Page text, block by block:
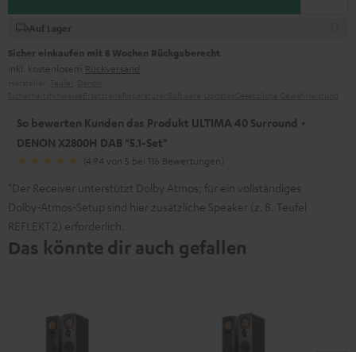
Auf Lager
Sicher einkaufen mit 8 Wochen Rückgaberecht
inkl. kostenlosem Rückversand
So bewerten Kunden das Produkt ULTIMA 40 Surround +
DENON X2800H DAB "5.1-Set"
(4.94 von 5 bei 116 Bewertungen)
*Der Receiver unterstützt Dolby Atmos; für ein vollständiges
Dolby‑Atmos‑Setup sind hier zusätzliche Speaker (z. B. Teufel
REFLEKT 2) erforderlich.
Das könnte dir auch gefallen